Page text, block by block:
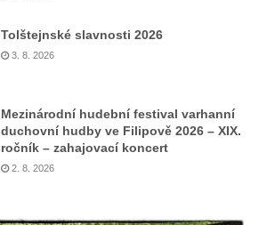
Tolštejnské slavnosti 2026
3. 8. 2026
Mezinárodní hudební festival varhanní
duchovní hudby ve Filipově 2026 – XIX.
ročník – zahajovací koncert
2. 8. 2026